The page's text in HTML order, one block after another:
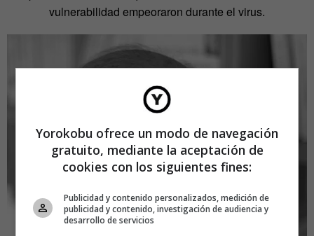
vulnerabilidad empeoraron durante el virus.
Yorokobu ofrece un modo de navegación
gratuito, mediante la aceptación de
cookies con los siguientes fines:
Publicidad y contenido personalizados, medición de
publicidad y contenido, investigación de audiencia y
desarrollo de servicios